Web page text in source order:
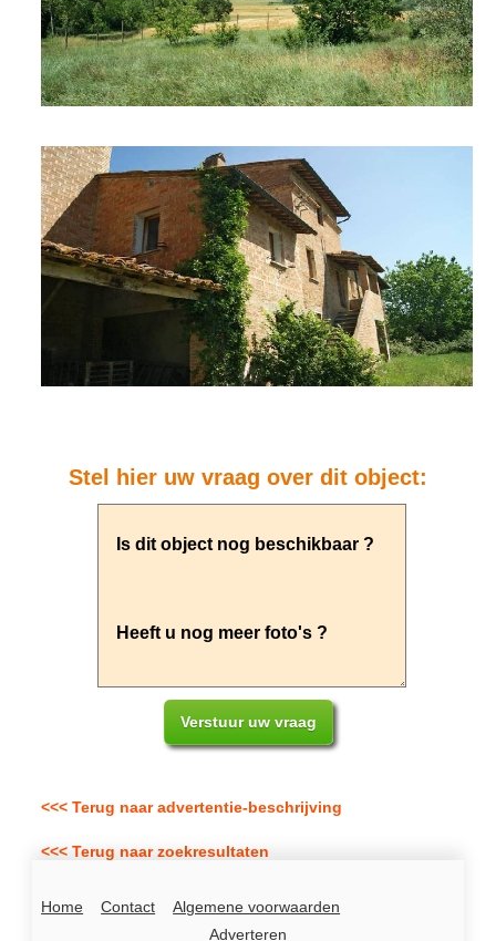
Stel hier uw vraag over dit object:
<<< Terug naar advertentie-beschrijving
<<< Terug naar zoekresultaten
Home Contact
Algemene voorwaarden
Adverteren